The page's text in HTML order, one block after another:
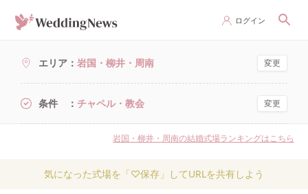
ログイン
エリア 岩国・柳井・周南 変更
条件 チャペル・教会 変更
岩国・柳井・周南の結婚式場ランキングはこちら
気になった式場を「♡保存」してURLを共有しよう